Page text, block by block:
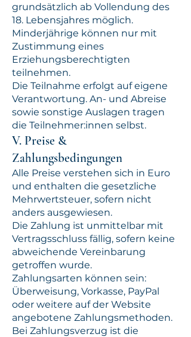
grundsätzlich ab Vollendung des
18. Lebensjahres möglich.
Minderjährige können nur mit
Zustimmung eines
Erziehungsberechtigten
teilnehmen.
Die Teilnahme erfolgt auf eigene
Verantwortung. An- und Abreise
sowie sonstige Auslagen tragen
die Teilnehmer:innen selbst.
V. Preise &
Zahlungsbedingungen
Alle Preise verstehen sich in Euro
und enthalten die gesetzliche
Mehrwertsteuer, sofern nicht
anders ausgewiesen.
Die Zahlung ist unmittelbar mit
Vertragsschluss fällig, sofern keine
abweichende Vereinbarung
getroffen wurde.
Zahlungsarten können sein:
Überweisung, Vorkasse, PayPal
oder weitere auf der Website
angebotene Zahlungsmethoden.
Bei Zahlungsverzug ist die